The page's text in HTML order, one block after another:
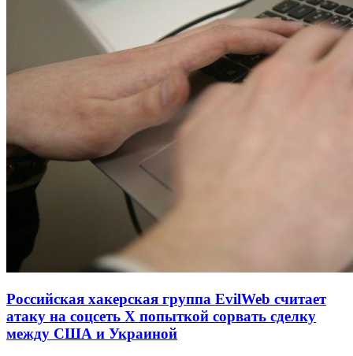
Российская хакерская группа EvilWeb считает
атаку на соцсеть Х попыткой сорвать сделку
между США и Украиной